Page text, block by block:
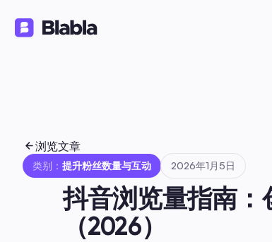
浏览文章
类别： 提升粉丝数量与互动 2026年1月5日
抖音浏览量指南
（2026）